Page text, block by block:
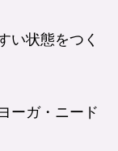
い状態をつく
ーガ・ニード